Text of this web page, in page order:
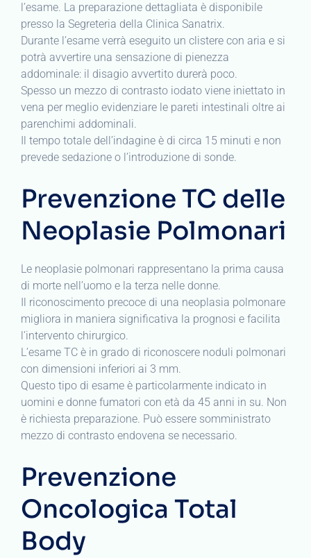
l’esame. La preparazione dettagliata è disponibile
presso la Segreteria della Clinica Sanatrix.
Durante l’esame verrà eseguito un clistere con aria e si
potrà avvertire una sensazione di pienezza
addominale: il disagio avvertito durerà poco.
Spesso un mezzo di contrasto iodato viene iniettato in
vena per meglio evidenziare le pareti intestinali oltre ai
parenchimi addominali.
Il tempo totale dell’indagine è di circa 15 minuti e non
prevede sedazione o l’introduzione di sonde.
Prevenzione TC delle
Neoplasie Polmonari
Le neoplasie polmonari rappresentano la prima causa
di morte nell’uomo e la terza nelle donne.
Il riconoscimento precoce di una neoplasia polmonare
migliora in maniera significativa la prognosi e facilita
l’intervento chirurgico.
L’esame TC è in grado di riconoscere noduli polmonari
con dimensioni inferiori ai 3 mm.
Questo tipo di esame è particolarmente indicato in
uomini e donne fumatori con età da 45 anni in su. Non
è richiesta preparazione. Può essere somministrato
mezzo di contrasto endovena se necessario.
Prevenzione
Oncologica Total
Body